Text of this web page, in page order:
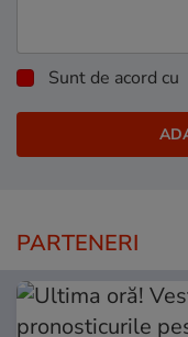
Sunt de acord cu
PARTENERI